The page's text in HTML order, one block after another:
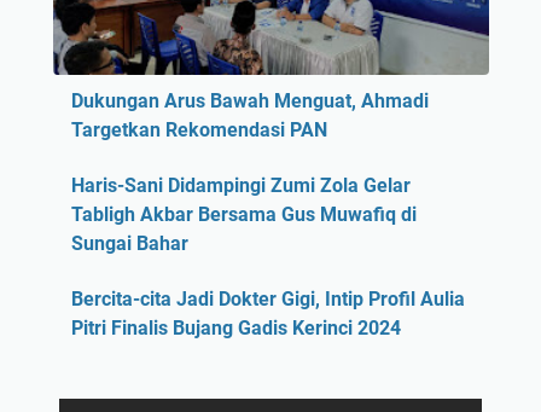
Dukungan Arus Bawah Menguat, Ahmadi
Targetkan Rekomendasi PAN
Haris-Sani Didampingi Zumi Zola Gelar
Tabligh Akbar Bersama Gus Muwafiq di
Sungai Bahar
Bercita-cita Jadi Dokter Gigi, Intip Profil Aulia
Pitri Finalis Bujang Gadis Kerinci 2024